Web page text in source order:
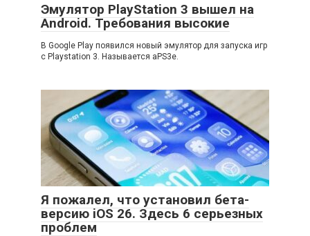
Эмулятор PlayStation 3 вышел на
Android. Требования высокие
В Google Play появился новый эмулятор для запуска игр
с Playstation 3. Называется aPS3e.
Я пожалел, что установил бета-
версию iOS 26. Здесь 6 серьезных
проблем